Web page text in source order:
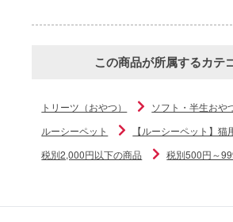
この商品が所属するカテ
トリーツ（おやつ）
ソフト・半生おや
ルーシーペット
【ルーシーペット】猫
税別2,000円以下の商品
税別500円～